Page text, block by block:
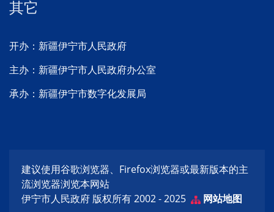
其它
开办：新疆伊宁市人民政府
主办：新疆伊宁市人民政府办公室
承办：新疆伊宁市数字化发展局
建议使用谷歌浏览器、Firefox浏览器或最新版本的主
流浏览器浏览本网站
伊宁市人民政府 版权所有 2002 - 2025
网站地图